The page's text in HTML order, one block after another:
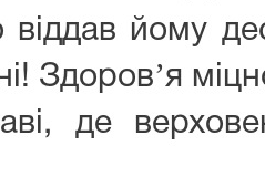
йому
Здоровʼя
де